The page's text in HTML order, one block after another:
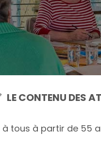
LE CONTENU DES
à tous à partir de 55